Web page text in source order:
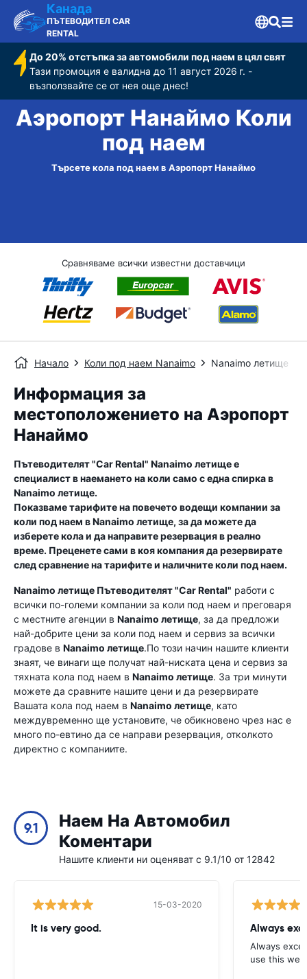
Канада
ПЪТЕВОДИТЕЛ CAR
RENTAL
До 20% отстъпка за автомобили под наем в цял свят
Тази промоция е валидна до 11 август 2026 г. -
възползвайте се от нея още днес!
Аэропорт Нанаймо Коли
под наем
Търсете кола под наем в Аэропорт Нанаймо
Сравняваме всички известни доставчици
Начало Коли под наем Nanaimo Nanaimo летище
Информация за
местоположението на Аэропорт
Нанаймо
Пътеводителят "Car Rental" Nanaimo летищее
специалист в наемането на коли само с една спирка в
Nanaimo летище.
Показваме тарифите на повечето водещи компании за
коли под наем вNanaimo летище, за да можете да
изберете кола и да направите резервация в реално
време. Преценете сами в коя компания да резервирате
след сравнение на тарифите и наличните коли под наем.
Nanaimo летище Пътеводителят "Car Rental" работи с
всички по-големи компании за коли под наем и преговаря
с местните агенции в Nanaimo летище, за да предложи
най-добрите цени за коли под наем и сервиз за всички
градове в Nanaimo летище.По този начин нашите клиенти
знаят, че винаги ще получат най-ниската цена и сервиз за
тяхната кола под наем в Nanaimo летище. За три минути
можете да сравните нашите цени и да резервирате
Вашата кола под наем в Nanaimo летище, като
междувременно ще установите, че обикновено чрез нас е
много по-евтино да се направи резервация, отколкото
директно с компаниите.
9.1
Наем На Автомобил
Коментари
Нашите клиенти ни оценяват с 9.1/10 от 12842
15-03-2020
It is very good. Always
Always
use this